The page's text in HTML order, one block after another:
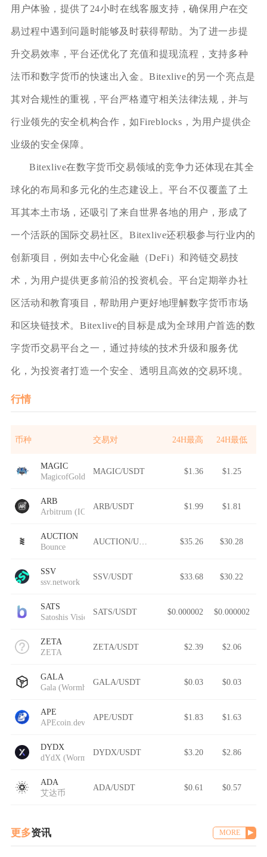
用户体验，提供了24小时在线客服支持，确保用户在交
易过程中遇到问题时能够及时获得帮助。为了进一步提
升交易效率，平台还优化了充值和提现流程，支持多种
法币和数字货币的快速出入金。Bitexlive的另一个亮点是
其对合规性的重视，平台严格遵守相关法律法规，并与
行业领先的安全机构合作，如Fireblocks，为用户提供企
业级的安全保障。
Bitexlive在数字货币交易领域的竞争力还体现在其全
球化的布局和多元化的生态建设上。平台不仅覆盖了土
耳其本土市场，还吸引了来自世界各地的用户，形成了
一个活跃的国际交易社区。Bitexlive还积极参与行业内的
创新项目，例如去中心化金融（DeFi）和跨链交易技
术，为用户提供更多前沿的投资机会。平台定期举办社
区活动和教育项目，帮助用户更好地理解数字货币市场
和区块链技术。Bitexlive的目标是成为全球用户首选的数
字货币交易平台之一，通过持续的技术升级和服务优
化，为投资者打造一个安全、透明且高效的交易环境。
行情
币种 交易对 24H最高 24H最低
MAGIC
MagicofGold
MAGIC/USDT $1.36 $1.25
ARB
Arbitrum (IOU)
ARB/USDT $1.99 $1.81
AUCTION
Bounce
$35.26 $30.28
SSV
ssv.network
SSV/USDT $33.68 $30.22
SATS
Satoshis Vision
SATS/USDT $0.000002 $0.000002
ZETA
ZETA
ZETA/USDT $2.39 $2.06
GALA
Gala (Wormhole)
GALA/USDT $0.03 $0.03
APE
APEcoin.dev
APE/USDT $1.83 $1.63
DYDX
dYdX (Wormhole)
DYDX/USDT $3.20 $2.86
ADA
艾达币
ADA/USDT $0.61 $0.57
更多资讯 MORE